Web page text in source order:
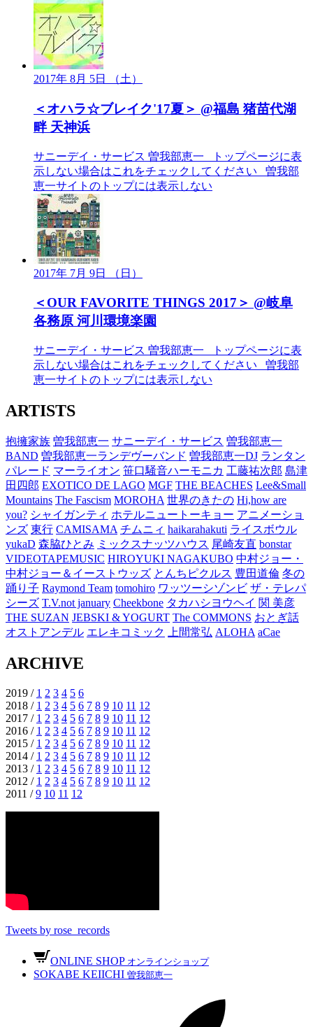
2017年 8月 5日 （土）
＜オハラ☆ブレイク'17夏＞ @福島 猪苗代湖
畔 天神浜
サニーデイ・サービス 曽我部恵一
_トップページに表
示しない場合はこれをチェックしてください
_曽我部
恵一サイトのトップには表示しない
2017年 7月 9日 （日）
＜OUR FAVORITE THINGS 2017＞ @岐阜
各務原 河川環境楽園
サニーデイ・サービス 曽我部恵一
_トップページに表
示しない場合はこれをチェックしてください
_曽我部
恵一サイトのトップには表示しない
ARTISTS
抱擁家族 曽我部恵一 サニーデイ・サービス 曽我部恵一
BAND 曽我部恵一ランデヴーバンド 曽我部恵一DJ ランタン
パレード マーライオン 笹口騒音ハーモニカ 工藤祐次郎 島津
田四郎 EXOTICO DE LAGO MGF THE BEACHES Lee&Small
Mountains The Fascism MOROHA 世界のきたの Hi,how are
you? シャイガンティ ホテルニュートーキョー アニメーショ
ンズ 東行 CAMISAMA チムニィ haikarahakuti ライスボウル
yukaD 森脇ひとみ ミックスナッツハウス 尾崎友直 bonstar
VIDEOTAPEMUSIC HIROYUKI NAGAKUBO 中村ジョー・
中村ジョー＆イーストウッズ とんちピクルス 豊田道倫 冬の
踊り子 Raymond Team tomohiro ワッツーシゾンビ ザ・テレパ
シーズ T.V.not january Cheekbone タカハシヨウヘイ 関 美彦
THE SUZAN JEBSKI & YOGURT The COMMONS おとぎ話
オストアンデル エレキコミック 上間常弘 ALOHA aCae
ARCHIVE
2019 / 1 2 3 4 5 6
2018 / 1 2 3 4 5 6 7 8 9 10 11 12
2017 / 1 2 3 4 5 6 7 8 9 10 11 12
2016 / 1 2 3 4 5 6 7 8 9 10 11 12
2015 / 1 2 3 4 5 6 7 8 9 10 11 12
2014 / 1 2 3 4 5 6 7 8 9 10 11 12
2013 / 1 2 3 4 5 6 7 8 9 10 11 12
2012 / 1 2 3 4 5 6 7 8 9 10 11 12
2011 /9 10 11 12
Tweets by rose_records
ONLINE SHOP オンラインショップ
SOKABE KEIICHI 曽我部恵一